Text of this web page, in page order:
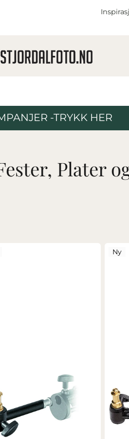
-TRYKK HER
Plater
Ny